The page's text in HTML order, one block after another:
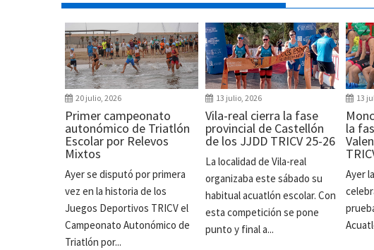
20 julio, 2026
Primer campeonato
autonómico de Triatlón
Escolar por Relevos
Mixtos
Ayer se disputó por primera
vez en la historia de los
Juegos Deportivos TRICV el
Campeonato Autonómico de
Triatlón por...
13 julio, 2026
Vila-real cierra la fase
provincial de Castellón
de los JJDD TRICV 25-26
La localidad de Vila-real
organizaba este sábado su
habitual acuatlón escolar. Con
esta competición se pone
punto y final a...
13
la
Ayer